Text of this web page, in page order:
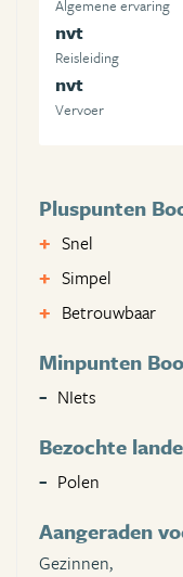
Algemene ervaring
nvt
Reisleiding
nvt
Vervoer
Pluspunten
Snel
Simpel
Betrouwbaar
Minpunten
NIets
Bezochte
Polen
Aangeraden
Gezinnen,